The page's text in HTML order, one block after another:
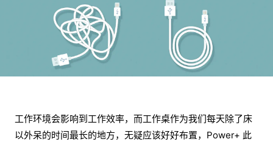
工作环境会影响到工作效率，而工作桌作为我们每天除了床
以外呆的时间最长的地方，无疑应该好好布置，Power+ 此